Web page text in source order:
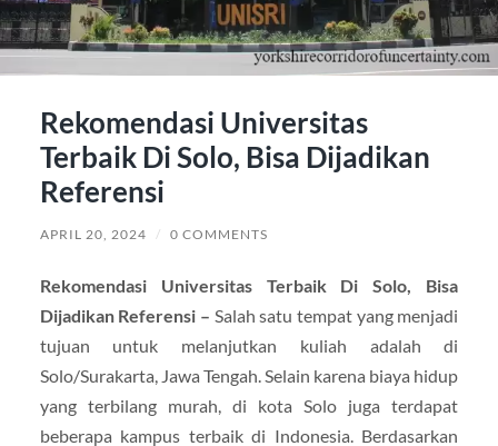
Rekomendasi Universitas
Terbaik Di Solo, Bisa Dijadikan
Referensi
APRIL 20, 2024 / 0 COMMENTS
Rekomendasi Universitas Terbaik Di Solo, Bisa
Dijadikan Referensi – Salah satu tempat yang menjadi
tujuan untuk melanjutkan kuliah adalah di
Solo/Surakarta, Jawa Tengah. Selain karena biaya hidup
yang terbilang murah, di kota Solo juga terdapat
beberapa kampus terbaik di Indonesia. Berdasarkan